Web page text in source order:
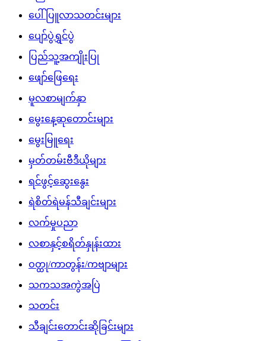
ပေါ်ပြူလာသတင်းများ
ပျော်ပွဲရွှင်ပွဲ
ပြည်သူ့အကျိုးပြု
ဖျော်ဖြေရေး
မူလစာမျက်နှာ
မွေးနေ့ဆုတောင်းများ
မွေးမြူရေး
မှတ်တမ်းဗီဒီယိုများ
ရင်ဖွင့်ဆွေးနွေး
ရဲစိတ်ရဲမန်သီချင်းများ
လက်မှုပညာ
လစာနှင့်စရိတ်နှုန်းထား
ဝတ္ထု/ကာတွန်း/ကဗျာများ
သကသအကွဲအပြဲ
သတင်း
သီချင်းတောင်းဆိုခြင်းများ